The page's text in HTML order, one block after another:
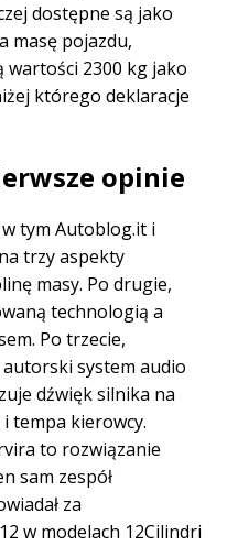
dostępne są jako
masę pojazdu,
2300 kg jako
którego deklaracje
opinie
tym Autoblog.it i
trzy aspekty
masy. Po drugie,
technologią a
Po trzecie,
system audio
dźwięk silnika na
tempa kierowcy.
to rozwiązanie
sam zespół
za
w modelach 12Cilindri